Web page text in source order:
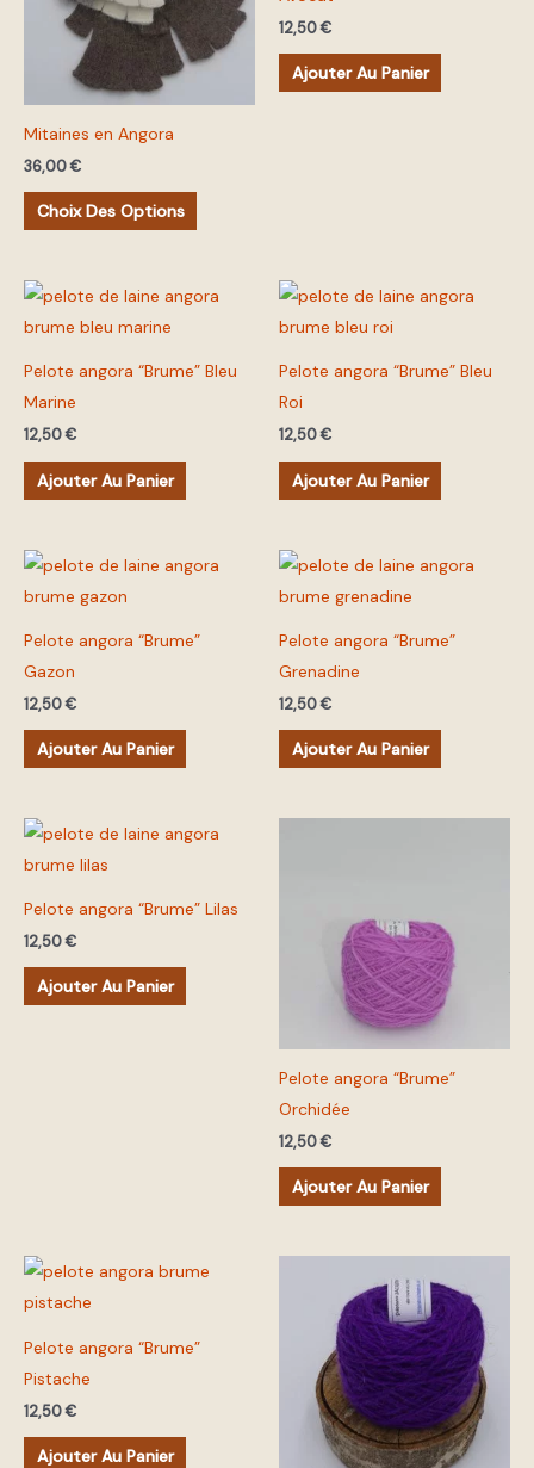
Mitaines en Angora
36,00€
Choix Des Options
variations.
Les
peuvent
sur
la
du
12,50€
Ajouter Au Panier
Pelote angora “Brume” Bleu
Marine
12,50€
Ajouter Au Panier
Pelote angora “Brume” Bleu
Roi
12,50€
Ajouter Au Panier
Pelote angora “Brume”
Gazon
12,50€
Ajouter Au Panier
Pelote angora “Brume”
Grenadine
12,50€
Ajouter Au Panier
Pelote angora “Brume” Lilas
12,50€
Ajouter Au Panier
Pelote angora “Brume”
Orchidée
12,50€
Ajouter Au Panier
Pelote angora “Brume”
Pistache
12,50€
Ajouter Au Panier